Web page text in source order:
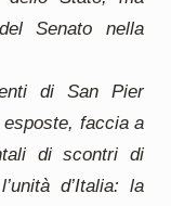
Senato nella
di San Pier
faccia a
di scontri di
d’Italia: la